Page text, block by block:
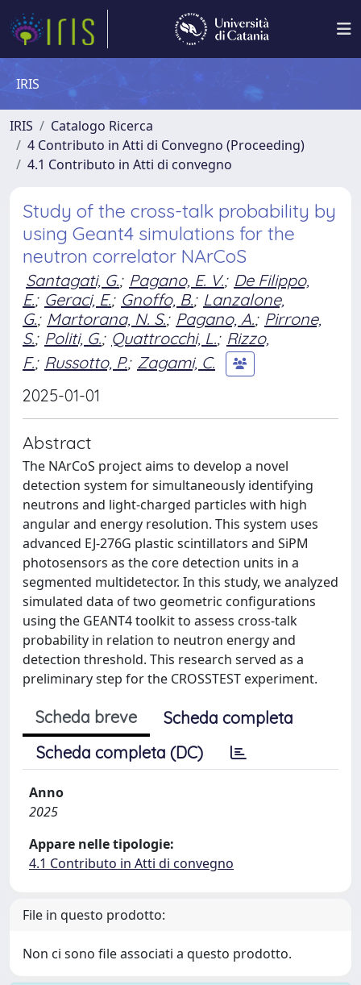
IRIS
IRIS
Catalogo Ricerca
4 Contributo in Atti di Convegno (Proceeding)
4.1 Contributo in Atti di convegno
Study of the cross-talk probability by
using Geant4 simulations for the
neutron correlator NArCoS
Santagati, G.; Pagano, E. V.; De Filippo,
E.; Geraci, E.; Gnoffo, B.; Lanzalone,
G.; Martorana, N. S.; Pagano, A.; Pirrone,
S.; Politi, G.; Quattrocchi, L.; Rizzo,
F.; Russotto, P.; Zagami, C.
2025-01-01
Abstract
The NArCoS project aims to develop a novel
detection system for simultaneously identifying
neutrons and light-charged particles with high
angular and energy resolution. This system uses
advanced EJ-276G plastic scintillators and SiPM
photosensors as the core detection units in a
segmented multidetector. In this study, we analyzed
simulated data of two geometric configurations
using the GEANT4 toolkit to assess cross-talk
probability in relation to neutron energy and
detection threshold. This research served as a
preliminary step for the CROSSTEST experiment.
Scheda breve
Scheda completa
Scheda completa (DC)
Anno
2025
Appare nelle tipologie:
4.1 Contributo in Atti di convegno
File in questo prodotto:
Non ci sono file associati a questo prodotto.